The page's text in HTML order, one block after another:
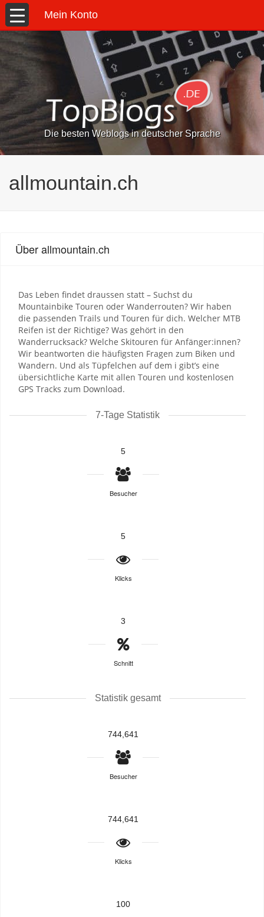
Mein Konto
Die besten Weblogs in deutscher Sprache
allmountain.ch
Über allmountain.ch
Das Leben findet draussen statt – Suchst du
Mountainbike Touren oder Wanderrouten? Wir haben
die passenden Trails und Touren für dich. Welcher MTB
Reifen ist der Richtige? Was gehört in den
Wanderrucksack? Welche Skitouren für Anfänger:innen?
Wir beantworten die häufigsten Fragen zum Biken und
Wandern. Und als Tüpfelchen auf dem i gibt’s eine
übersichtliche Karte mit allen Touren und kostenlosen
GPS Tracks zum Download.
7-Tage Statistik
5
Besucher
5
Klicks
3
Schnitt
Statistik gesamt
744,641
Besucher
744,641
Klicks
100